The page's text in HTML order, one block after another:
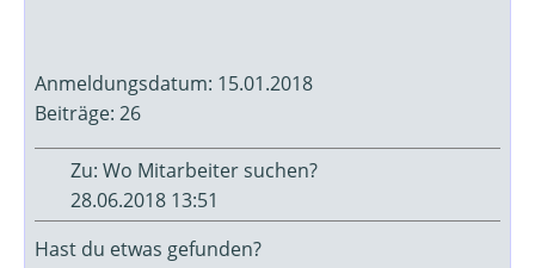
Anmeldungsdatum: 15.01.2018
Beiträge: 26
Zu: Wo Mitarbeiter suchen?
28.06.2018 13:51
Hast du etwas gefunden?